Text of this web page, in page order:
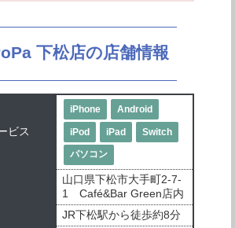
下松店の店舗情報
ビス
iPhone Android
iPod iPad Switch
パソコン
山口県下松市大手町2-7-
1 Café&Bar Green店内
JR下松駅から徒歩約8分